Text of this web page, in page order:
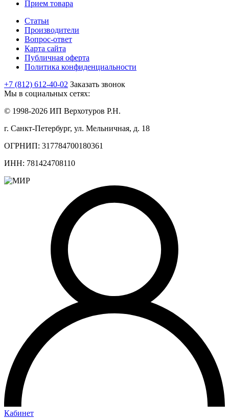
Прием товара
Статьи
Производители
Вопрос-ответ
Карта сайта
Публичная оферта
Политика конфиденциальности
+7 (812) 612-40-02 Заказать звонок
Мы в социальных сетях:
© 1998-2026 ИП Верхотуров Р.Н.
г. Санкт-Петербург, ул. Мельничная, д. 18
ОГРНИП: 317784700180361
ИНН: 781424708110
Кабинет